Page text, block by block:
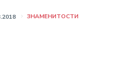
ЗНАМЕНИТОСТИ